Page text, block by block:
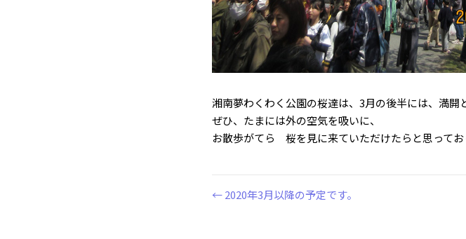
湘南夢わくわく公園の桜達は、3月の後半には、満開
ぜひ、たまには外の空気を吸いに、
お散歩がてら 桜を見に来ていただけたらと思ってお
← 2020年3月以降の予定です。